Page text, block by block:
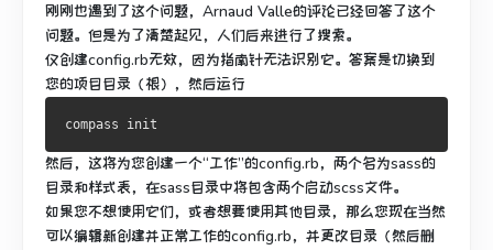
刚刚也遇到了这个问题，Arnaud Valle的评论已经回答了这个
问题。 但是为了清楚起见，人们后来进行了搜索。
仅创建config.rb无效，因为指南针无法识别它。 答案是切换到
您的项目目录（根），然后运行
然后，这将为您创建一个“工作”的config.rb，两个名为sass的
目录和样式表，在sass目录中将包含两个启动scss文件。
如果您不想使用它们，或者想要使用其他目录，那么您现在当然
可以编辑新创建并正常工作的config.rb，并更改目录（然后删